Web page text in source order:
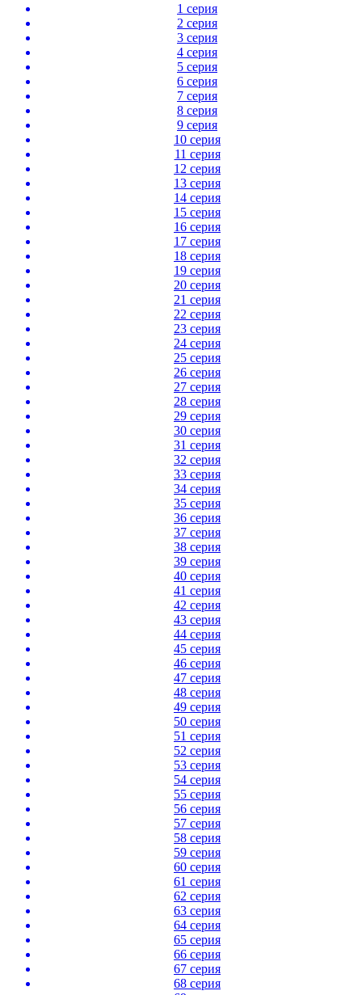
1 серия
2 серия
3 серия
4 серия
5 серия
6 серия
7 серия
8 серия
9 серия
10 серия
11 серия
12 серия
13 серия
14 серия
15 серия
16 серия
17 серия
18 серия
19 серия
20 серия
21 серия
22 серия
23 серия
24 серия
25 серия
26 серия
27 серия
28 серия
29 серия
30 серия
31 серия
32 серия
33 серия
34 серия
35 серия
36 серия
37 серия
38 серия
39 серия
40 серия
41 серия
42 серия
43 серия
44 серия
45 серия
46 серия
47 серия
48 серия
49 серия
50 серия
51 серия
52 серия
53 серия
54 серия
55 серия
56 серия
57 серия
58 серия
59 серия
60 серия
61 серия
62 серия
63 серия
64 серия
65 серия
66 серия
67 серия
68 серия